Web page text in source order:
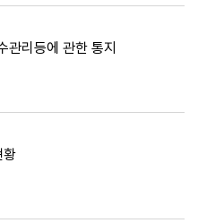
관리등에 관한 통지
황